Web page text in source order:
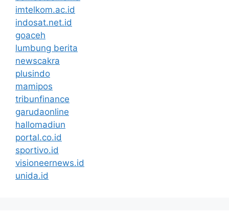
imtelkom.ac.id
indosat.net.id
goaceh
lumbung berita
newscakra
plusindo
mamipos
tribunfinance
garudaonline
hallomadiun
portal.co.id
sportivo.id
visioneernews.id
unida.id